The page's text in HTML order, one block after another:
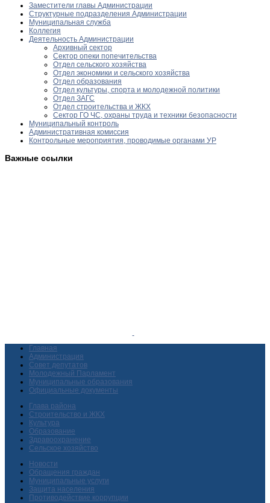
Заместители главы Администрации
Структурные подразделения Администрации
Муниципальная служба
Коллегия
Деятельность Администрации
Архивный сектор
Сектор опеки попечительства
Отдел сельского хозяйства
Отдел экономики и сельского хозяйства
Отдел образования
Отдел культуры, спорта и молодежной политики
Отдел ЗАГС
Отдел строительства и ЖКХ
Сектор ГО ЧС, охраны труда и техники безопасности
Муниципальный контроль
Административная комиссия
Контрольные мероприятия, проводимые органами УР
Важные ссылки
Главная
Администрация
Совет депутатов
Молодежный Парламент
Муниципальные образования
Официальные документы
Глава района
Строительство и ЖКХ
Культура
Образование
Здравоохранение
Сельское хозяйство
Новости
Обращения граждан
Муниципальные услуги
Защита населения
Противодействие коррупции